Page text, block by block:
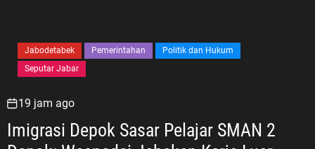
Jabodetabek Pemerintahan
Politik dan Hukum
Seputar Jabar
19 jam ago
Imigrasi Depok Sasar Pelajar SMAN 2